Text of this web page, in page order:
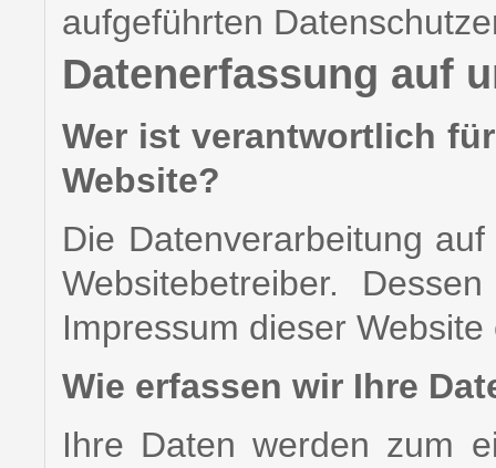
aufgeführten
Datenerfassung auf
Wer ist verantwortlich
Website?
Die Datenverarbeitung
Websitebetreiber.
Impressum dieser
Wie erfassen wir Ihre
Ihre Daten werden zum